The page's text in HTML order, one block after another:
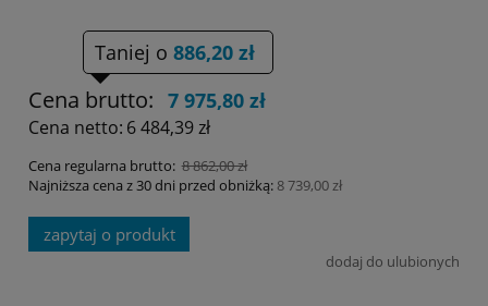
Taniej o 886,20 zł
Cena brutto: 7 975,80 zł
Cena netto: 6 484,39 zł
Cena regularna brutto: 8 862,00 zł
Najniższa cena z 30 dni przed obniżką: 8 739,00 zł
zapytaj o produkt
dodaj do ulubionych